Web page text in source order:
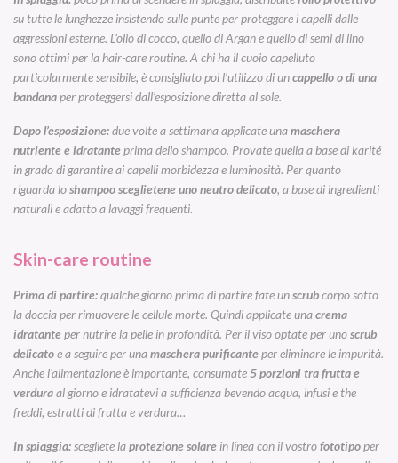
su tutte le lunghezze insistendo sulle punte per proteggere i capelli dalle
aggressioni esterne. L’olio di cocco, quello di Argan e quello di semi di lino
sono ottimi per la hair-care routine. A chi ha il cuoio capelluto
particolarmente sensibile, è consigliato poi l’utilizzo di uncappello o di una
bandanaper proteggersi dall’esposizione diretta al sole.
Dopo l’esposizione:due volte a settimana applicate unamaschera
nutriente e idratanteprima dello shampoo. Provate quella a base di karité
in grado di garantire ai capelli morbidezza e luminosità. Per quanto
riguarda loshampoo sceglietene uno neutro delicato, a base di ingredienti
naturali e adatto a lavaggi frequenti.
Skin-care routine
Prima di partire:qualche giorno prima di partire fate unscrubcorpo sotto
la doccia per rimuovere le cellule morte. Quindi applicate unacrema
idratanteper nutrire la pelle in profondità. Per il viso optate per unoscrub
delicatoe a seguire per unamaschera purificanteper eliminare le impurità.
Anche l’alimentazione è importante, consumate5 porzioni tra frutta e
verduraal giorno e idratatevi a sufficienza bevendo acqua, infusi e the
freddi, estratti di frutta e verdura…
In spiaggia:scegliete laprotezione solare in linea con il vostrofototipoper